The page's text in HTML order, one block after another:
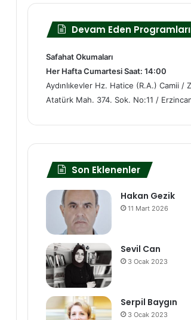
Devam Eden
Safahat Okumaları
Her Hafta Cumartesi Saat: 14:00
Aydınlıkevler Hz. Hatice (R.A.) Camii /
Atatürk Mah. 374. Sok. No:11 /
Son Eklenenler
Hakan Gezik
11 Mart 2026
Sevil Can
3 Ocak 2023
Serpil Baygın
3 Ocak 2023